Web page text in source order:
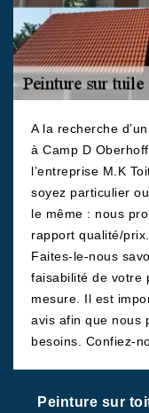
A la recherche
à Camp D
l’entreprise M.K
soyez particulier
le même : nous
rapport qualité/
Faites-le-nous
faisabilité de votre
mesure. Il est
avis afin que nous
besoins. Confiez-
Peinture sur